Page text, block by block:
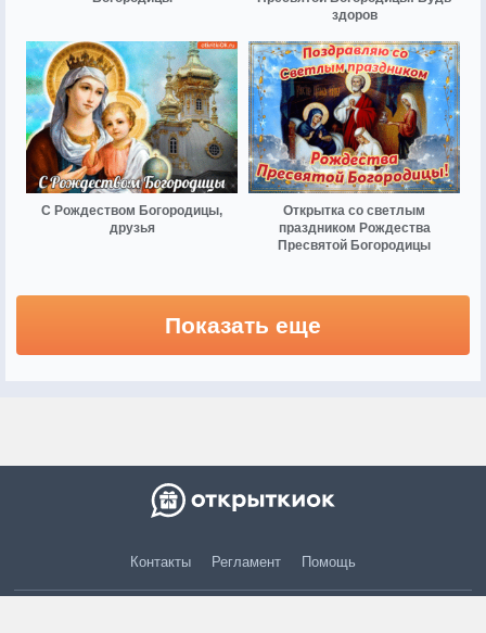
здоров
С Рождеством Богородицы,
друзья
Открытка со светлым
праздником Рождества
Пресвятой Богородицы
Показать еще
Контакты Регламент Помощь